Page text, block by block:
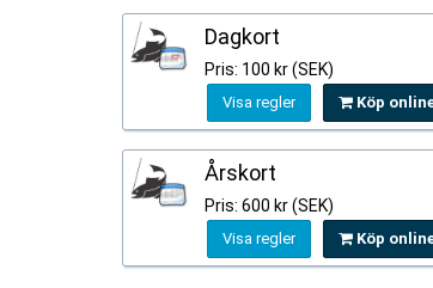
Dagkort
Pris: 100 kr (SEK)
Visa regler Köp
Årskort
Pris: 600 kr (SEK)
Visa regler Köp